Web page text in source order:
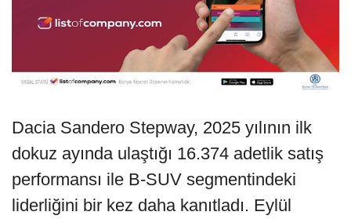
Dacia Sandero Stepway, 2025 yılının ilk
dokuz ayında ulaştığı 16.374 adetlik satış
performansı ile B-SUV segmentindeki
liderliğini bir kez daha kanıtladı. Eylül